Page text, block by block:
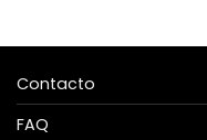
Contacto
FAQ